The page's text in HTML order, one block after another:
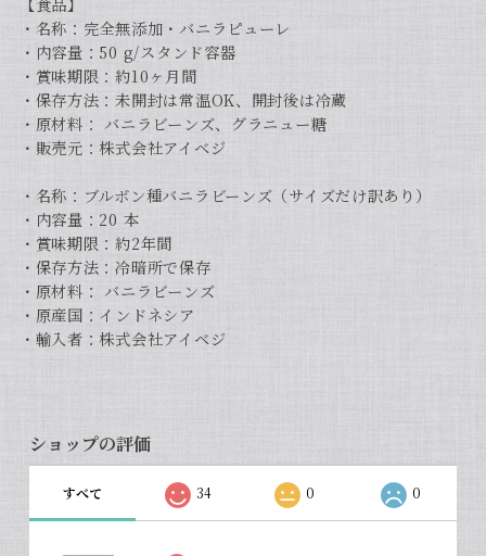
【食品】
・名称：完全無添加・バニラピューレ
・内容量：50 g/スタンド容器
・賞味期限：約10ヶ月間
・保存方法：未開封は常温OK、開封後は冷蔵
・原材料： バニラビーンズ、グラニュー糖
・販売元：株式会社アイベジ
・名称：ブルボン種バニラビーンズ（サイズだけ訳あり）
・内容量：20 本
・賞味期限：約2年間
・保存方法：冷暗所で保存
・原材料： バニラビーンズ
・原産国：インドネシア
・輸入者：株式会社アイベジ
ショップの評価
すべて 34 0 0